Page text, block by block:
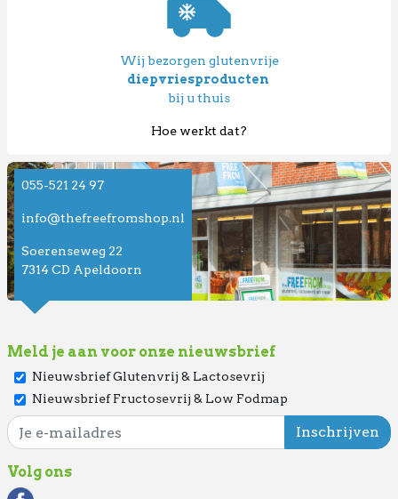
Wij bezorgen glutenvrije
diepvriesproducten
bij u thuis
Hoe werkt dat?
055-521 24 97
info@thefreefromshop.nl
Soerenseweg 22
7314 CD Apeldoorn
Meld je aan voor onze nieuwsbrief
Nieuwsbrief Glutenvrij & Lactosevrij
Nieuwsbrief Fructosevrij & Low Fodmap
Volg ons